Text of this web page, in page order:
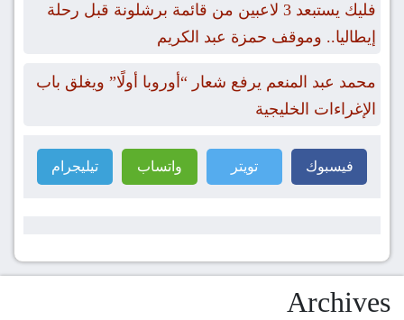
فليك يستبعد 3 لاعبين من قائمة برشلونة قبل رحلة
إيطاليا.. وموقف حمزة عبد الكريم
محمد عبد المنعم يرفع شعار “أوروبا أولًا” ويغلق باب
الإغراءات الخليجية
فيسبوك تويتر واتساب تيليجرام
Archives